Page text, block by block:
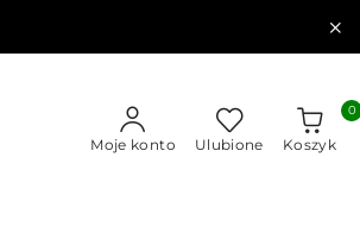
Moje konto Ulubione Koszyk
0